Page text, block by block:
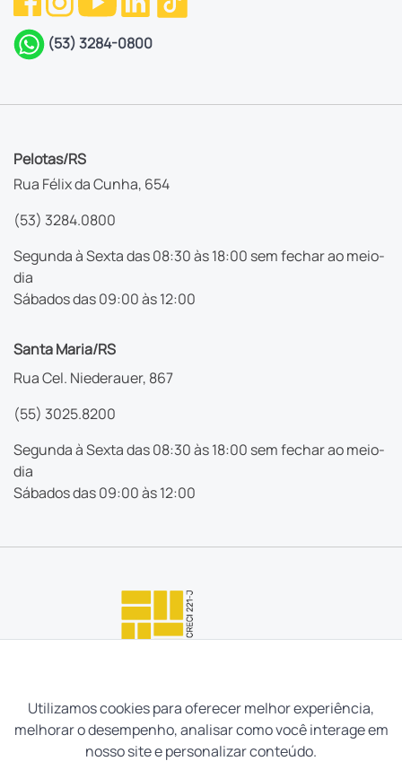
(53) 3284-0800
Pelotas/RS
Rua Félix da Cunha, 654
(53) 3284.0800
Segunda à Sexta das 08:30 às 18:00 sem fechar ao meio-
dia
Sábados das 09:00 às 12:00
Santa Maria/RS
Rua Cel. Niederauer, 867
(55) 3025.8200
Segunda à Sexta das 08:30 às 18:00 sem fechar ao meio-
dia
Sábados das 09:00 às 12:00
Utilizamos cookies para oferecer melhor experiência,
melhorar o desempenho, analisar como você interage em
nosso site e personalizar conteúdo.